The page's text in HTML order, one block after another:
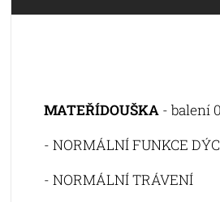
MATEŘÍDOUŠKA - balení
- NORMÁLNÍ FUNKCE
- NORMÁLNÍ TRÁVENÍ